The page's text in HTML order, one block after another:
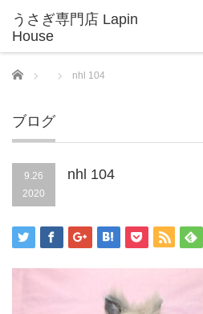
Home nhl 104
ブログ
9.26
2020
nhl 104